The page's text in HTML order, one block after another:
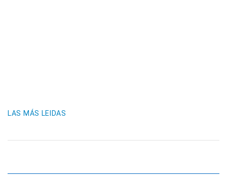
LAS MÁS LEIDAS